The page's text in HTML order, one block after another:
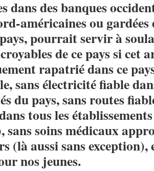
dans des banques
américaines ou
pourrait servir à
de ce pays si cet
rapatrié dans ce
sans électricité fiable
du pays, sans routes
tous les
sans soins médicaux
(là aussi sans
nos jeunes.